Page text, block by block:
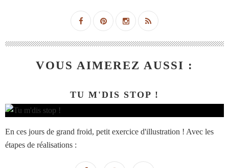
VOUS AIMEREZ AUSSI :
TU M'DIS STOP !
En ces jours de grand froid, petit exercice d'illustration ! Avec les
étapes de réalisations :